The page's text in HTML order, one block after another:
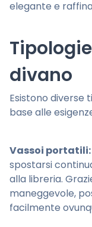
elegante e
divano
Esistono diverse
base alle
Vassoi portatili:
spostarsi
alla libreria.
maneggevole,
facilmente